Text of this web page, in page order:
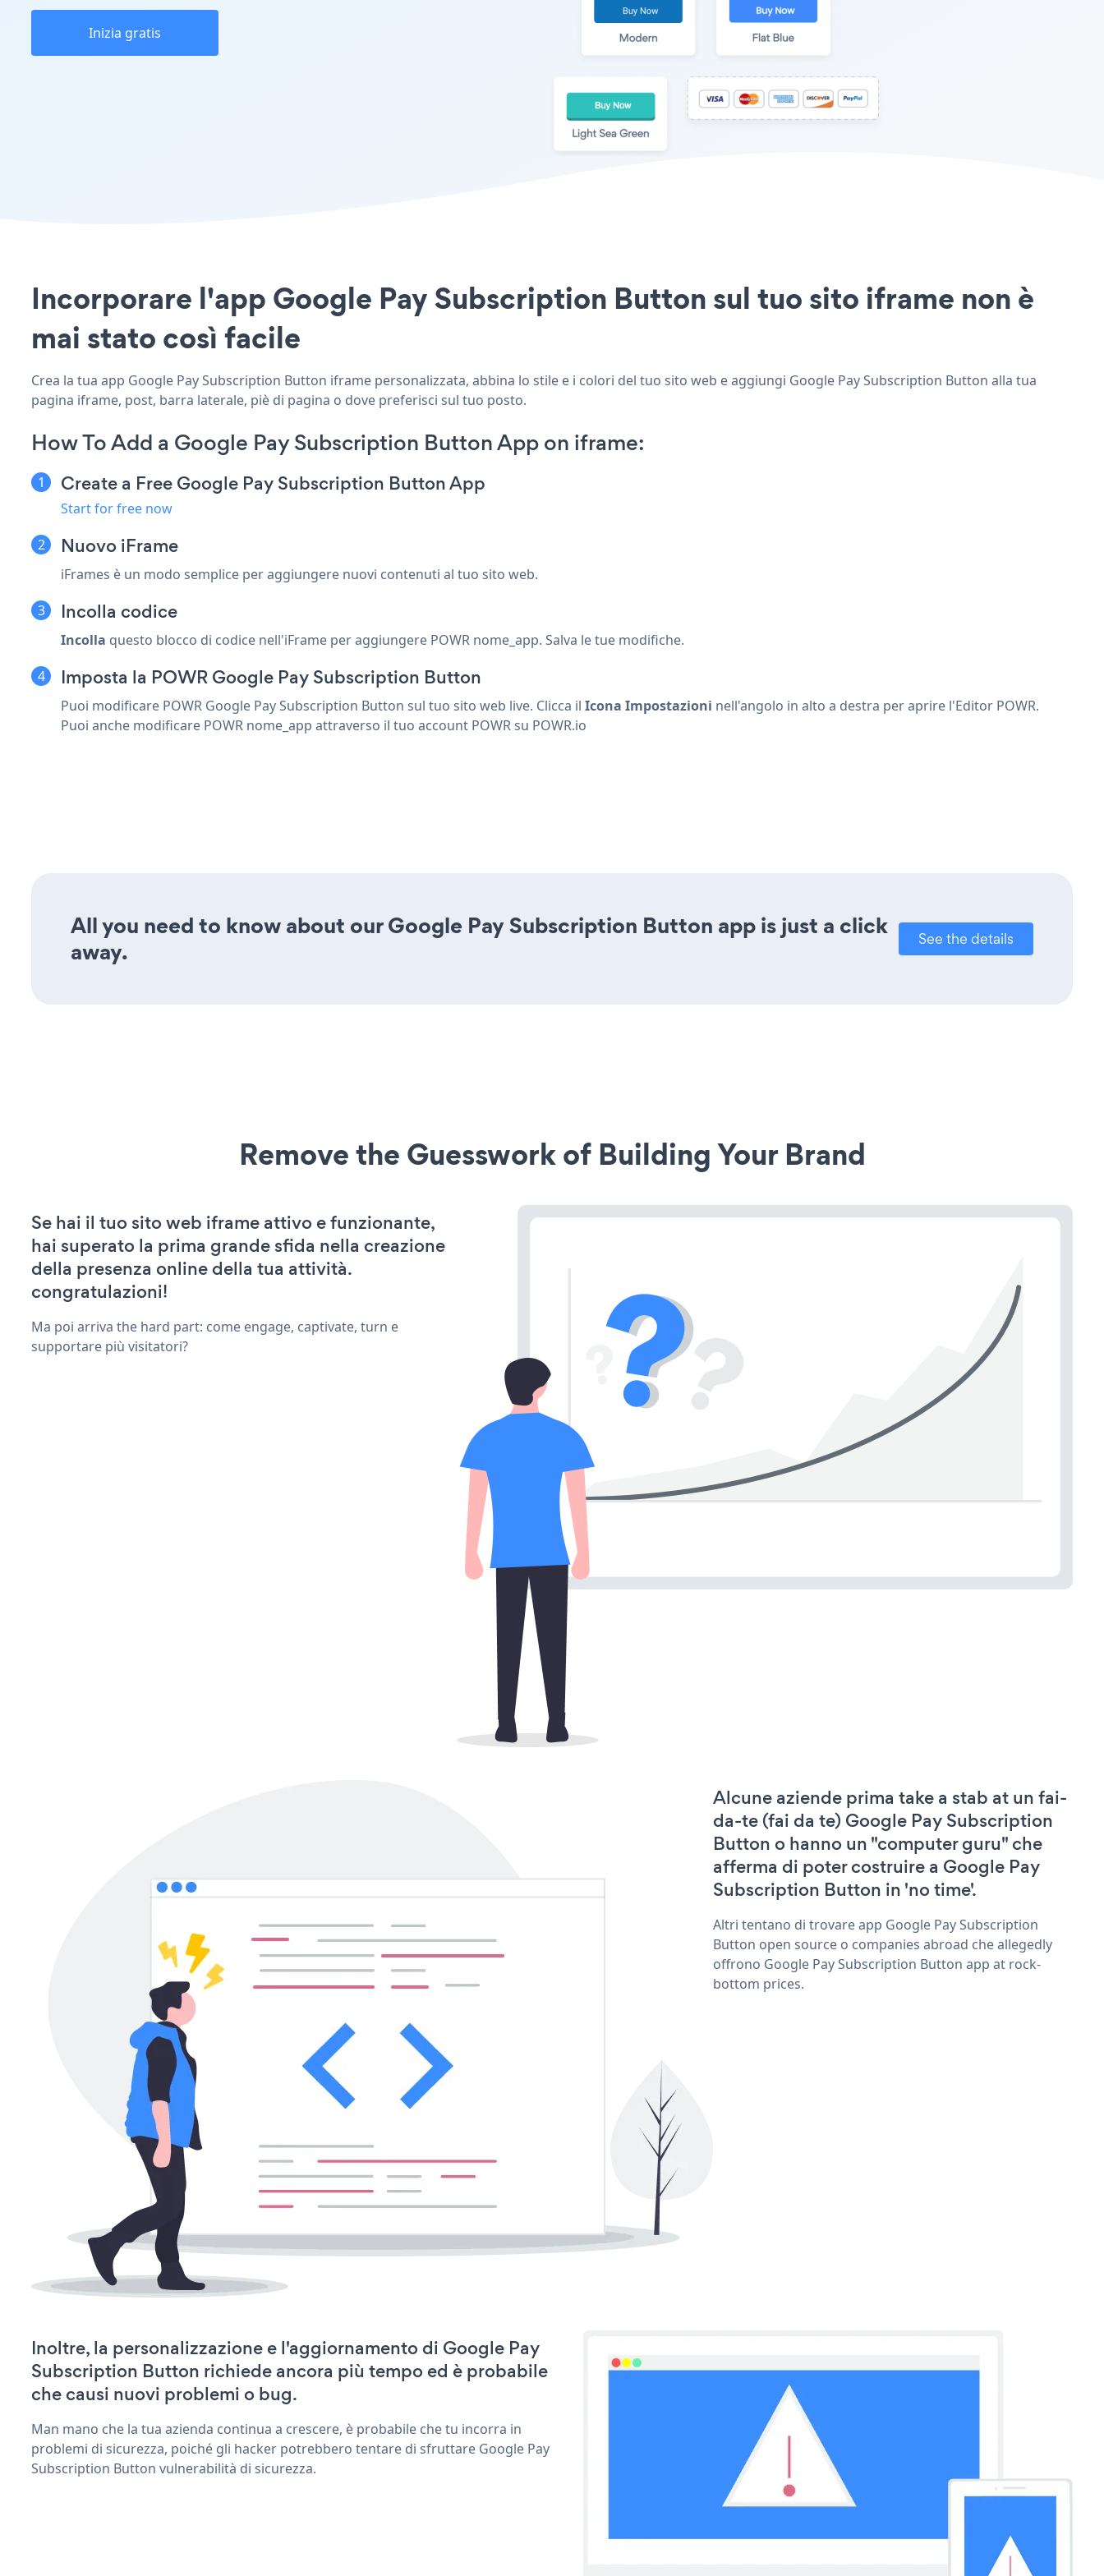
Inizia gratis
Incorporare l'app Google Pay Subscription Button sul tuo sito iframe non è
mai stato così facile
Crea la tua app Google Pay Subscription Button iframe personalizzata, abbina lo stile e i colori del tuo sito web e aggiungi Google Pay Subscription Button alla tua
pagina iframe, post, barra laterale, piè di pagina o dove preferisci sul tuo posto.
How To Add a Google Pay Subscription Button App on iframe:
Create a Free Google Pay Subscription Button App
Start for free now
Nuovo iFrame
iFrames è un modo semplice per aggiungere nuovi contenuti al tuo sito web.
Incolla codice
Incolla questo blocco di codice nell'iFrame per aggiungere POWR nome_app. Salva le tue modifiche.
Imposta la POWR Google Pay Subscription Button
Puoi modificare POWR Google Pay Subscription Button sul tuo sito web live. Clicca il Icona Impostazioni nell'angolo in alto a destra per aprire l'Editor POWR.
Puoi anche modificare POWR nome_app attraverso il tuo account POWRsu POWR.io
All you need to know about our Google Pay Subscription Button app is just a click
away.
See the details
Remove the Guesswork of Building Your Brand
Se hai il tuo sito web iframe attivo e funzionante,
hai superato la prima grande sfida nella creazione
della presenza online della tua attività.
congratulazioni!
Ma poi arriva the hard part: come engage, captivate, turn e
supportare più visitatori?
Alcune aziende prima take a stab at un fai-
da-te (fai da te) Google Pay Subscription
Button o hanno un "computer guru" che
afferma di poter costruire a Google Pay
Subscription Button in 'no time'.
Altri tentano di trovare app Google Pay Subscription
Button open source o companies abroad che allegedly
offrono Google Pay Subscription Button app at rock-
bottom prices.
Inoltre, la personalizzazione e l'aggiornamento di Google Pay
Subscription Button richiede ancora più tempo ed è probabile
che causi nuovi problemi o bug.
Man mano che la tua azienda continua a crescere, è probabile che tu incorra in
problemi di sicurezza, poiché gli hacker potrebbero tentare di sfruttare Google Pay
Subscription Button vulnerabilità di sicurezza.